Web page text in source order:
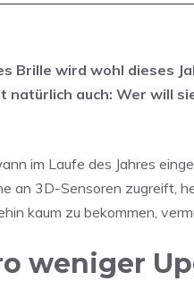
Brille wird wohl
natürlich auch: Wer will
im Laufe des Jahres
an 3D-Sensoren zugreift,
kaum zu bekommen,
weniger